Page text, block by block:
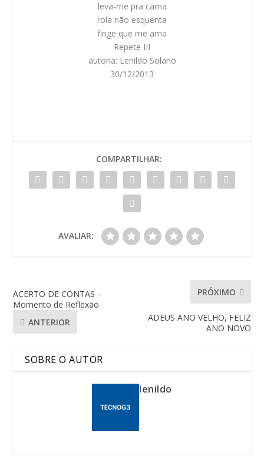
leva-me pra cama
rola não esquenta
finge que me ama
Repete III
autoria: Lenildo Solano
30/12/2013
COMPARTILHAR:
AVALIAR:
ACERTO DE CONTAS –
Momento de Reflexão
ANTERIOR
PRÓXIMO
ADEUS ANO VELHO, FELIZ
ANO NOVO
SOBRE O AUTOR
lenildo